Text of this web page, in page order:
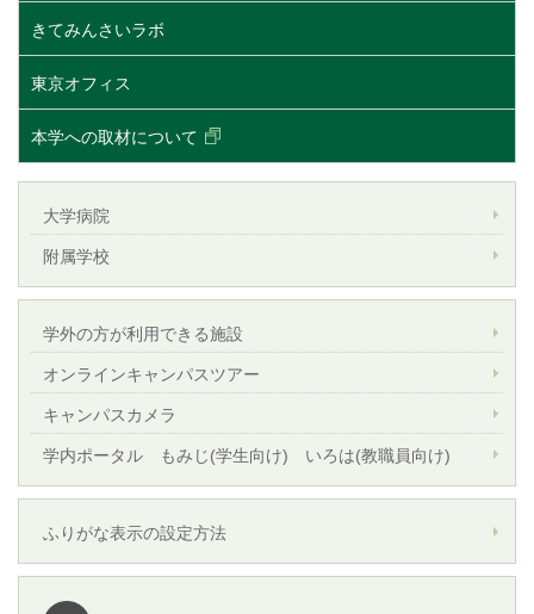
きてみんさいラボ
東京オフィス
本学への取材について
大学病院
附属学校
学外の方が利用できる施設
オンラインキャンパスツアー
キャンパスカメラ
学内ポータル もみじ(学生向け) いろは(教職員向け)
ふりがな表示の設定方法